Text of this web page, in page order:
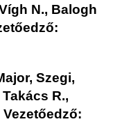
N., Balogh
Szegi,
R.,